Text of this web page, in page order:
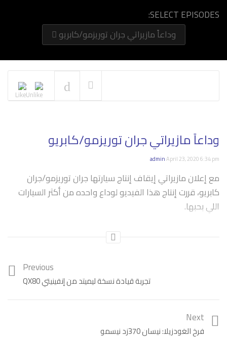
NOW PLAYING
SELECT EPISODES:
وداعاً مازيراتي جران توريزمو/كابريو
وداعاً مازيراتي جران توريزمو/كابريو
adminApril 23, 2020 6:34 pm
مع إعلان مازيراتي إيقاف إنتاج سيارتها جران توريزمو/جران
كابريو، قررت إنتاج هذا الفيديو لوداع واحده من أكثر السيارات
اللي بحبها.
Tags: تجربة قيادة,مازيراتي
Previous
تجربة قيادة نسخة ليميتد من إنفينيتي QX80
Next
فرخ الغودزيلا: نيسان 370زد نيسمو